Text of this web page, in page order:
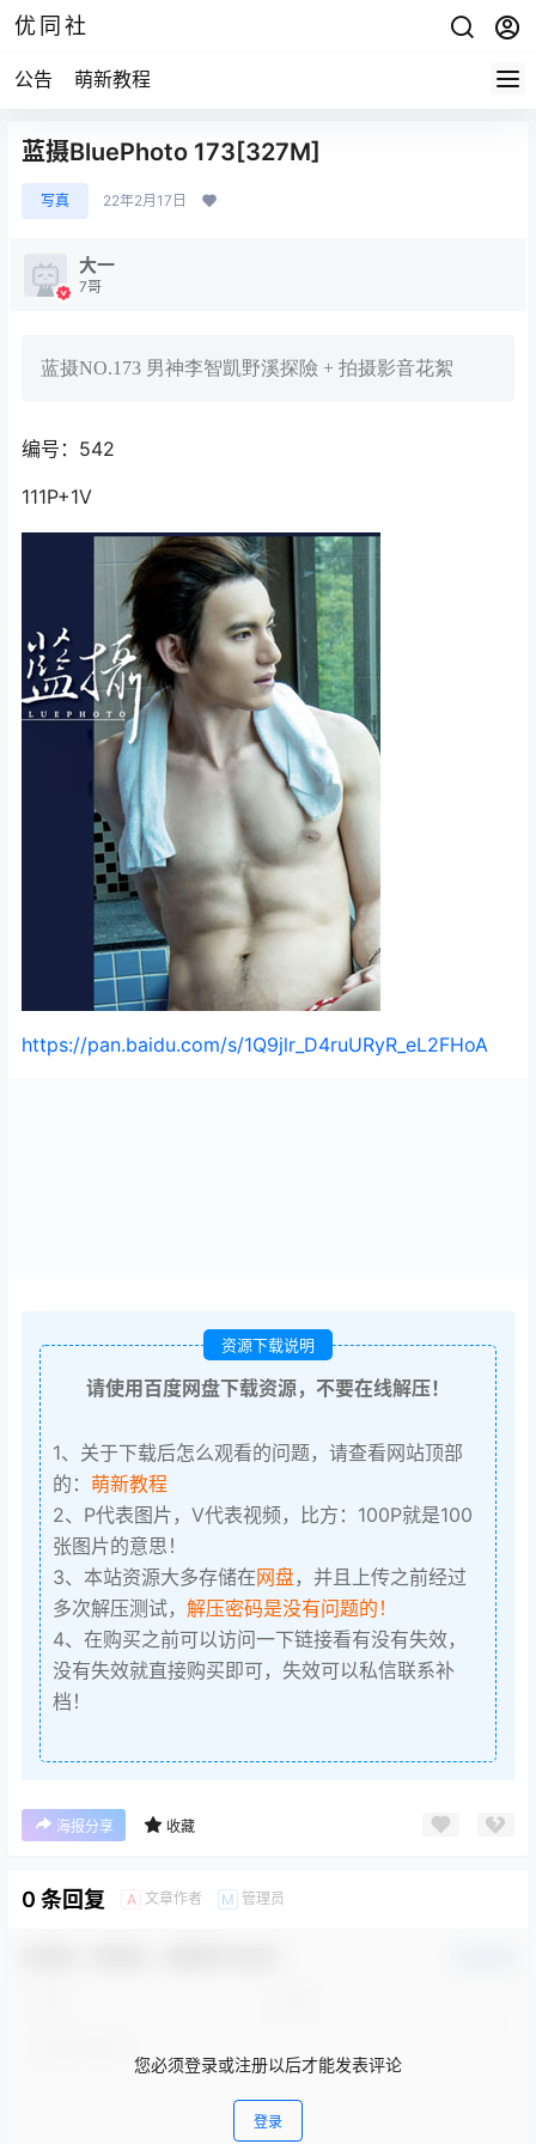
优同社
公告 萌新教程
蓝摄BluePhoto 173[327M]
写真 22年2月17日
大一
7哥
蓝摄NO.173 男神李智凱野溪探險 + 拍摄影音花絮
编号：542
111P+1V
https://pan.baidu.com/s/1Q9jlr_D4ruURyR_eL2FHoA
资源下载说明
请使用百度网盘下载资源，不要在线解压！
1、关于下载后怎么观看的问题，请查看网站顶部
的： 萌新教程
2、P代表图片，V代表视频，比方：100P就是100
张图片的意思！
3、本站资源大多存储在网盘，并且上传之前经过
多次解压测试， 解压密码是没有问题的！
4、在购买之前可以访问一下链接看有没有失效，
没有失效就直接购买即可，失效可以私信联系补
档！
海报分享 收藏
0 条回复 A 文章作者 M 管理员
您必须登录或注册以后才能发表评论
登录